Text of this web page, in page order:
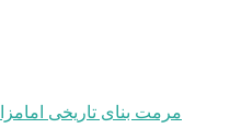
مرمت بنای تاریخی